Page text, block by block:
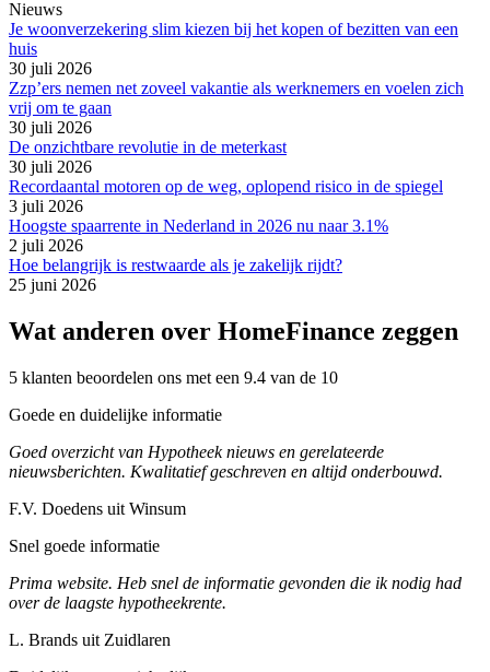
Nieuws
Je woonverzekering slim kiezen bij het kopen of bezitten van een
huis
30 juli 2026
Zzp’ers nemen net zoveel vakantie als werknemers en voelen zich
vrij om te gaan
30 juli 2026
De onzichtbare revolutie in de meterkast
30 juli 2026
Recordaantal motoren op de weg, oplopend risico in de spiegel
3 juli 2026
Hoogste spaarrente in Nederland in 2026 nu naar 3.1%
2 juli 2026
Hoe belangrijk is restwaarde als je zakelijk rijdt?
25 juni 2026
Wat anderen over HomeFinance zeggen
5 klanten beoordelen ons met een 9.4 van de 10
Goede en duidelijke informatie
Goed overzicht van Hypotheek nieuws en gerelateerde
nieuwsberichten. Kwalitatief geschreven en altijd onderbouwd.
F.V. Doedens uit Winsum
Snel goede informatie
Prima website. Heb snel de informatie gevonden die ik nodig had
over de laagste hypotheekrente.
L. Brands uit Zuidlaren